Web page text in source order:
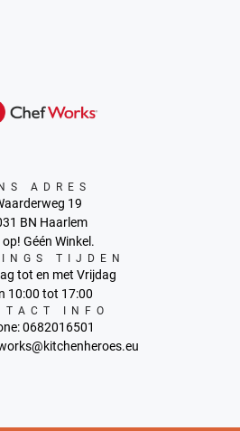
ADRES
19
BN Haarlem
op! Géén Winkel.
TIJDEN
tot en met Vrijdag
10:00 tot 17:00
INFO
0682016501